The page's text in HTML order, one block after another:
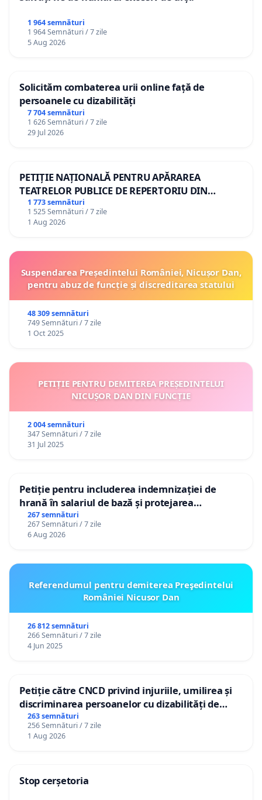
1 964 semnături
1 964 Semnături / 7 zile
5 Aug 2026
Solicităm combaterea urii online față de
persoanele cu dizabilități
7 704 semnături
1 626 Semnături / 7 zile
29 Jul 2026
PETIȚIE NAȚIONALĂ PENTRU APĂRAREA
TEATRELOR PUBLICE DE REPERTORIU DIN
ROMÂNIA
1 773 semnături
1 525 Semnături / 7 zile
1 Aug 2026
Suspendarea Președintelui României, Nicușor Dan,
pentru abuz de funcție și discreditarea statului
48 309 semnături
749 Semnături / 7 zile
1 Oct 2025
PETIȚIE PENTRU DEMITEREA PREȘEDINTELUI
NICUȘOR DAN DIN FUNCȚIE
2 004 semnături
347 Semnături / 7 zile
31 Jul 2025
Petiție pentru includerea indemnizației de
hrană în salariul de bază și protejarea
gradațiilor de vechime pentru asistenții
personali
267 semnături
267 Semnături / 7 zile
6 Aug 2026
Referendumul pentru demiterea Preşedintelui
României Nicusor Dan
26 812 semnături
266 Semnături / 7 zile
4 Jun 2025
Petiție către CNCD privind injuriile, umilirea și
discriminarea persoanelor cu dizabilități de
către utilizatorul TikTok „Gorici”
263 semnături
256 Semnături / 7 zile
1 Aug 2026
Stop cerșetoria